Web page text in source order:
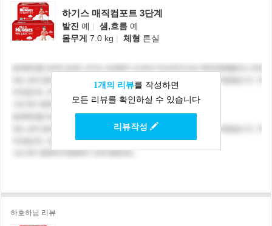
하기스 매직컴포트 3단계
발진 예 | 샘,흐름 예
몸무게 7.0 kg | 체형 튼실
1개의 리뷰를 작성하면
모든 리뷰를 확인하실 수 있습니다
리뷰작성
하호하님 리뷰